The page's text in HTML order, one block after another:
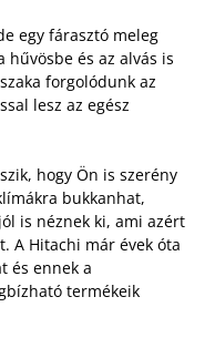
egy fárasztó meleg
és az alvás is
forgolódunk az
lesz az egész
hogy Ön is szerény
bukkanhat,
is néznek ki, ami azért
A Hitachi már évek óta
és ennek a
termékeik